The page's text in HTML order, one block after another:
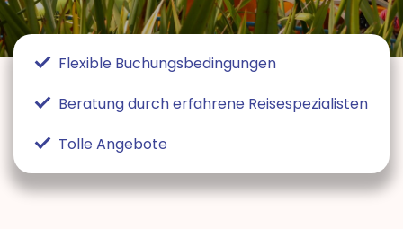
Flexible Buchungsbedingungen
Beratung durch erfahrene Reisespezialisten
Tolle Angebote